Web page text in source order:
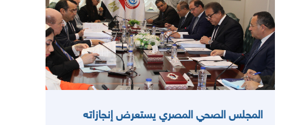
المجلس الصحي المصري يستعرض إنجازاته